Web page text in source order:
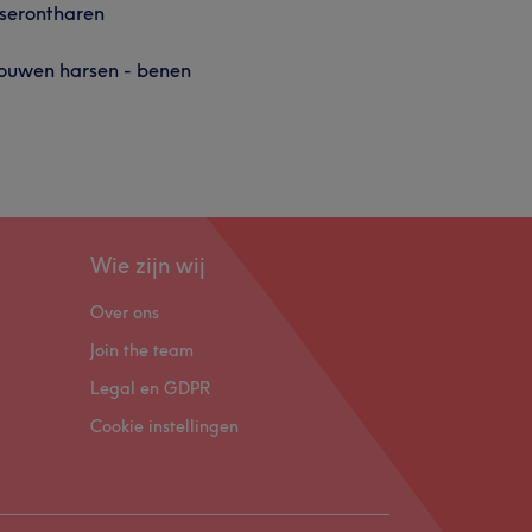
harsen - benen
Wie zijn wij
Over ons
Join the team
Legal en GDPR
Cookie instellingen